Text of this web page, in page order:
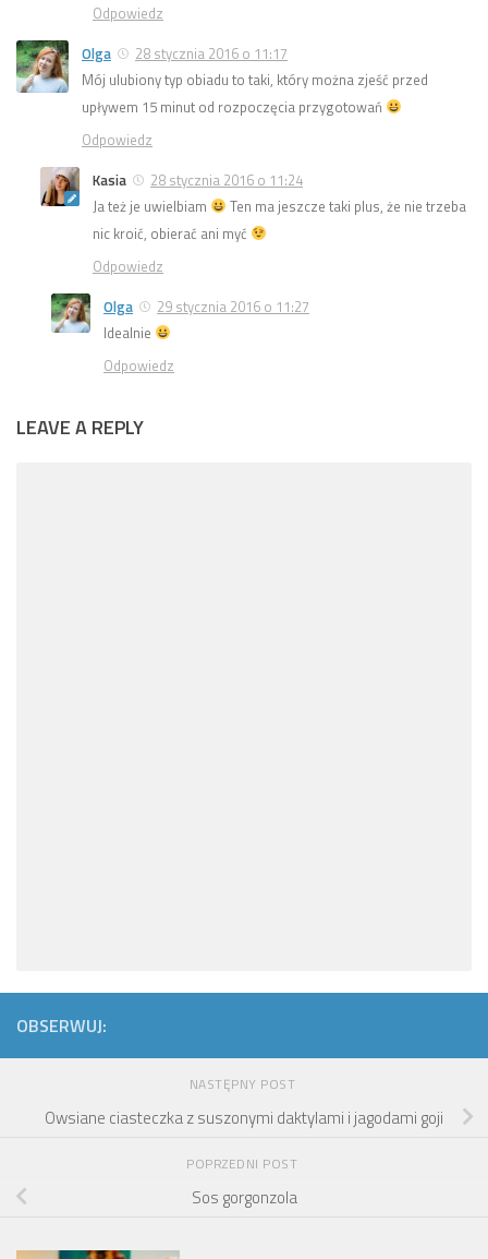
Odpowiedz
Olga
28 stycznia 2016 o 11:17
Mój ulubiony typ obiadu to taki, który można zjeść przed
upływem 15 minut od rozpoczęcia przygotowań
Odpowiedz
Kasia
28 stycznia 2016 o 11:24
Ja też je uwielbiam
Ten ma jeszcze taki plus, że nie trzeba
nic kroić, obierać ani myć
Odpowiedz
Olga
29 stycznia 2016 o 11:27
Idealnie
Odpowiedz
LEAVE A REPLY
OBSERWUJ:
NASTĘPNY POST
Owsiane ciasteczka z suszonymi daktylami i jagodami goji
POPRZEDNI POST
Sos gorgonzola